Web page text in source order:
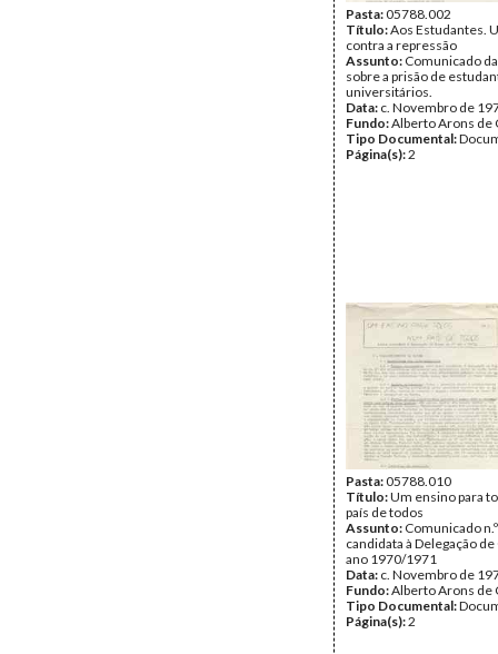
Pasta:05788.002
Título:Aos Estudantes.
contra a repressão
Assunto: Comunicado
sobre a prisão de
universitários.
Data: c. Novembro de
Fundo:Alberto Arons de
Tipo Documental:
Página(s):2
Pasta:05788.010
Título:Um ensino para
país de todos
Assunto: Comunicado
candidata à Delegação de
ano 1970/1971
Data: c. Novembro de
Fundo:Alberto Arons de
Tipo Documental:
Página(s):2